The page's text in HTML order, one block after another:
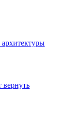
вернуть